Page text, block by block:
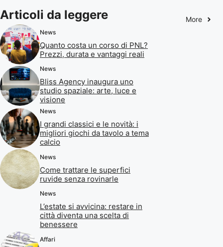
Articoli da leggere More
News
Quanto costa un corso di PNL?
Prezzi, durata e vantaggi reali
News
Bliss Agency inaugura uno
studio spaziale: arte, luce e
visione
News
I grandi classici e le novità: i
migliori giochi da tavolo a tema
calcio
News
Come trattare le superfici
ruvide senza rovinarle
News
L’estate si avvicina: restare in
città diventa una scelta di
benessere
Affari